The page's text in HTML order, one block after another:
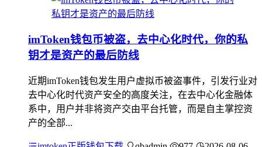
imToken钱包币被盗，去中心化时代，你的私
钥才是资产的最后防线
近期imToken钱包发生用户虚拟币被盗事件，引发行业对
去中心化时代资产安全的高度关注，在去中心化金融体
系中，用户并非将资产交由平台托管，而是自主掌控资
产的全部...